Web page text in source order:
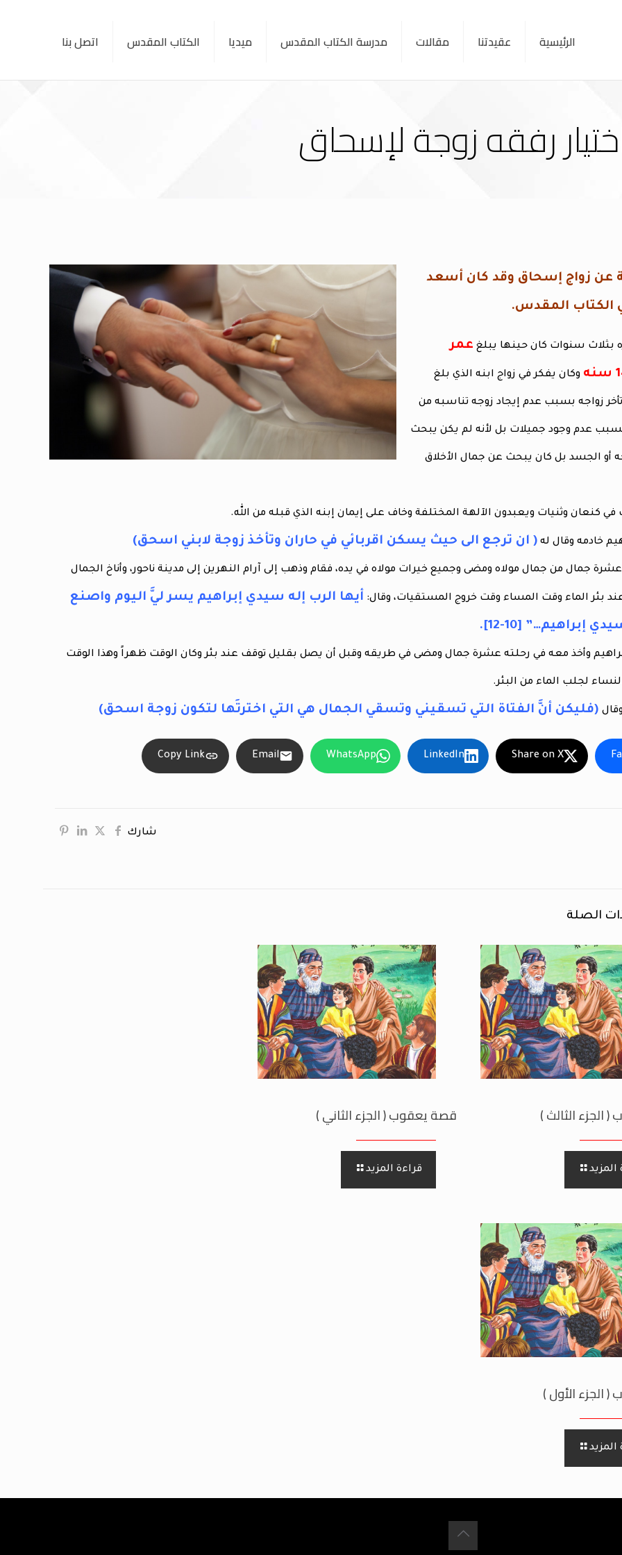
الرئيسية عقيدتنا مقالات مدرسة الكتاب المقدس ميديا الكتاب المقدس اتصل بنا
رفقه زوجة لإسحاق
عن زواج إسحاق وقد كان أسعد
الكتاب المقدس.
بثلاث سنوات كان حينها يبلغ عمر
وكان يفكر في زواج ابنه الذي بلغ
تأخر زواجه بسبب عدم إيجاد زوجه تناسبه من
عدم وجود جميلات بل لأنه لم يكن يبحث
أو الجسد بل كان يبحث عن جمال الأخلاق
في كنعان وثنيات ويعبدون الآلهة المختلفة وخاف على إيمان إبنه الذي قبله من الله.
خادمه وقال له ( ان ترجع الى حيث يسكن اقربائي في حاران وتأخذ زوجة لابني اسحق)
عشرة جمال من جمال مولاه ومضى وجميع خيرات مولاه في يده، فقام وذهب إلى آرام النهرين إلى مدينة ناحور، وأناخ الجمال
بئر الماء وقت المساء وقت خروج المستقيات، وقال: أيها الرب إله سيدي إبراهيم يسر ليَّ اليوم واصنع
إبراهيم…” [10-12].
وأخذ معه في رحلته عشرة جمال ومضى في طريقه وقبل أن يصل بقليل توقف عند بئر وكان الوقت ظهراً وهذا الوقت
لجلب الماء من البئر.
(فليكن أنَّ الفتاة التي تسقيني وتسقي الجمال هي التي اخترتَها لتكون زوجة اسحق)
Share on X
LinkedIn
WhatsApp
Email
Copy Link
شارك
الصلة
الثالث )
المزيد
قصة يعقوب ( الجزء الثاني )
قراءة المزيد
الجزء الأول )
المزيد